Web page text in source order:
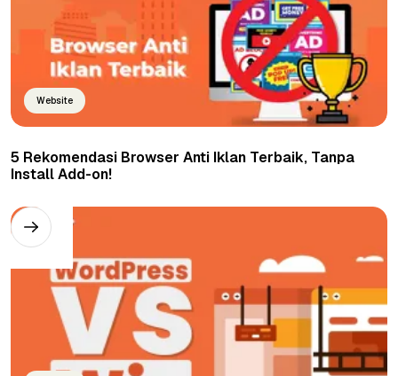
Website
5 Rekomendasi Browser Anti Iklan Terbaik, Tanpa
Install Add-on!